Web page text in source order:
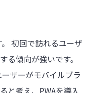
初回で訪れるユーザ
傾向が強いです。
ザーがモバイルブラ